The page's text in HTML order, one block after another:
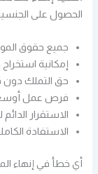
الحصول على
جميع حقوق
إمكانية
حق التملك
فرص عمل
الاستقرار
الاستفادة
أي خطأ في إنهاء